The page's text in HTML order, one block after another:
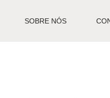
SOBRE NÓS